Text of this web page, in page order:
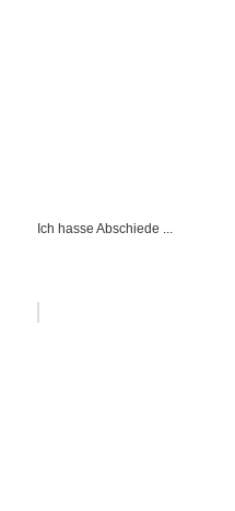
Ich hasse Abschiede ...